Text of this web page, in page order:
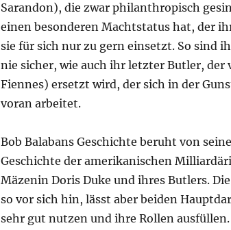
Sarandon), die zwar philanthropisch
einen besonderen Machtstatus hat, der
sie für sich nur zu gern einsetzt. So sind
nie sicher, wie auch ihr letzter Butler, der
Fiennes) ersetzt wird, der sich in der
voran arbeitet.
Bob Balabans Geschichte beruht von
Geschichte der amerikanischen
Mäzenin Doris Duke und ihres Butlers.
so vor sich hin, lässt aber beiden
sehr gut nutzen und ihre Rollen